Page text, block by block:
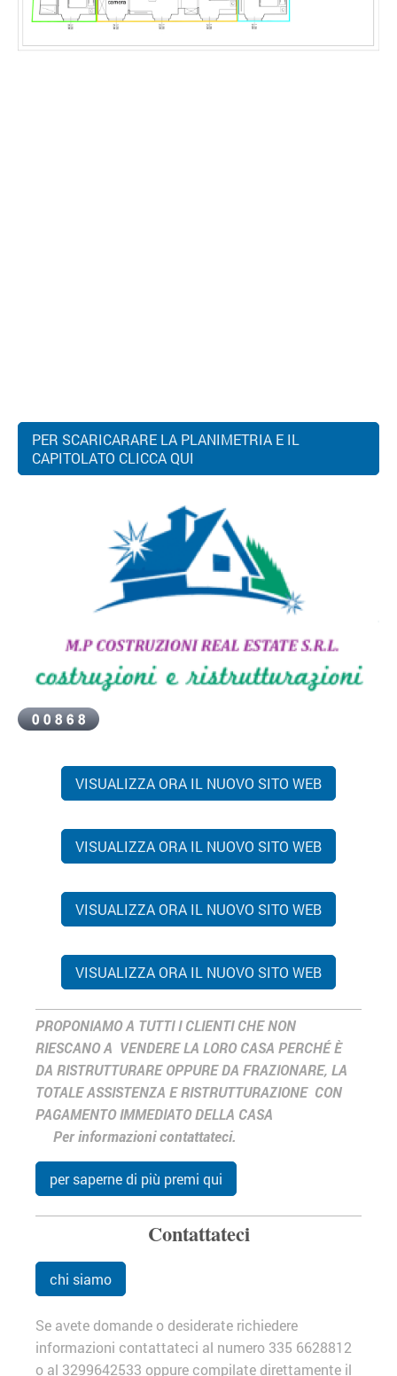
PER SCARICARARE LA PLANIMETRIA E IL
CAPITOLATO CLICCA QUI
VISUALIZZA ORA IL NUOVO SITO WEB
VISUALIZZA ORA IL NUOVO SITO WEB
VISUALIZZA ORA IL NUOVO SITO WEB
VISUALIZZA ORA IL NUOVO SITO WEB
PROPONIAMO A TUTTI I CLIENTI CHE NON
RIESCANO A VENDERE LA LORO CASA PERCHÉ È
DA RISTRUTTURARE OPPURE DA FRAZIONARE, LA
TOTALE ASSISTENZA E RISTRUTTURAZIONE CON
PAGAMENTO IMMEDIATO DELLA CASA
Per informazioni contattateci.
per saperne di più premi qui
Contattateci
chi siamo
Se avete domande o desiderate richiedere
informazioni contattateci al numero 335 6628812
o al 3299642533 oppure compilate direttamente il